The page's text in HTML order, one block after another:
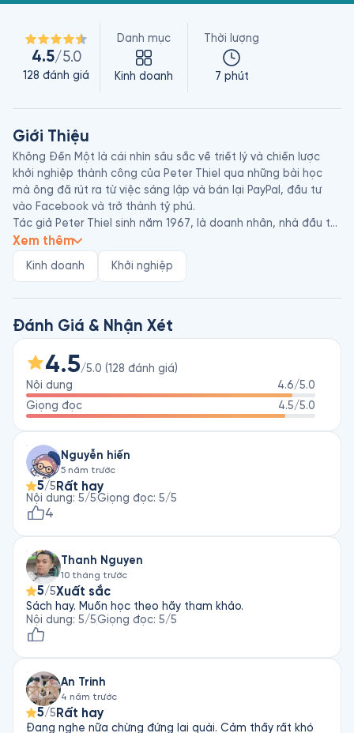
4.5/5.0
128 đánh giá
Danh mục
Kinh doanh
Thời lượng
7 phút
Giới Thiệu
Không Đến Một là cái nhìn sâu sắc về triết lý và chiến lược
khởi nghiệp thành công của Peter Thiel qua những bài học
mà ông đã rút ra từ việc sáng lập và bán lại PayPal, đầu tư
vào Facebook và trở thành tỷ phú.
Tác giả Peter Thiel sinh năm 1967, là doanh nhân, nhà đầu tư
mạo hiểm, nhà từ thiện, nhà hoạt động chính trị người Mỹ.
đốc điều hành cho đến khi PayPal được eBay mua lại với giá
phần với giá 500.000 đô la và bán lại phần lớn số đó với giá 1
tỷ đô la vào năm 2012.
Blake Masters cũng là một nhà đầu tư mạo hiểm người Mỹ, và
là chủ tịch của Thiel Foundation. Cùng với Peter Thiel, ông là
đồng tác giả của cuốn Không Đến Một - Zero To One, dựa
trên những ghi chép ông thực hiện tại các lớp học do Thiel
giảng dạy ở trường Luật Stanford.
Xem thêm
Kinh doanh Khởi nghiệp
Đánh Giá & Nhận Xét
4.5/5.0 (128 đánh giá)
Nội dung
4.6/5.0
Giọng đọc
4.5/5.0
Nguyễn hiến
5 năm trước
5/5 Rất hay
Nội dung: 5/5Giọng đọc: 5/5
4
Thanh Nguyen
10 tháng trước
5/5Xuất sắc
Sách hay. Muốn học theo hãy tham khảo.
Nội dung: 5/5Giọng đọc: 5/5
An Trinh
4 năm trước
5/5 Rất hay
Đang nghe nữa chừng đứng lại quài. Cảm thấy rất khó